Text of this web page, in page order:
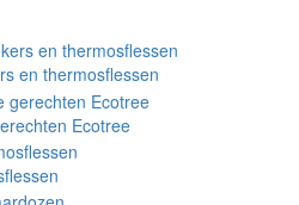
en thermosflessen
Ecotree